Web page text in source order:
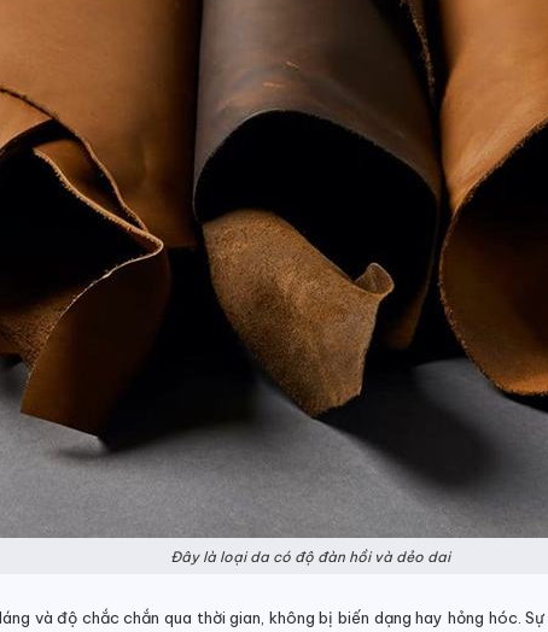
Đây là loại da có độ đàn hồi và dẻo dai
và độ chắc chắn qua thời gian, không bị biến dạng hay hỏng hóc.